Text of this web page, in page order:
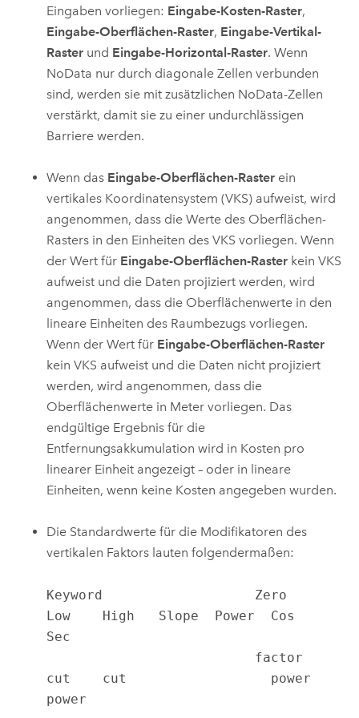
Eingaben vorliegen: Eingabe-Kosten-Raster,
Eingabe-Oberflächen-Raster, Eingabe-Vertikal-
Raster und Eingabe-Horizontal-Raster. Wenn
NoData nur durch diagonale Zellen verbunden
sind, werden sie mit zusätzlichen NoData-Zellen
verstärkt, damit sie zu einer undurchlässigen
Barriere werden.
Wenn das Eingabe-Oberflächen-Raster ein
vertikales Koordinatensystem (VKS) aufweist, wird
angenommen, dass die Werte des Oberflächen-
Rasters in den Einheiten des VKS vorliegen. Wenn
der Wert für Eingabe-Oberflächen-Raster kein VKS
aufweist und die Daten projiziert werden, wird
angenommen, dass die Oberflächenwerte in den
lineare Einheiten des Raumbezugs vorliegen.
Wenn der Wert für Eingabe-Oberflächen-Raster
kein VKS aufweist und die Daten nicht projiziert
werden, wird angenommen, dass die
Oberflächenwerte in Meter vorliegen. Das
endgültige Ergebnis für die
Entfernungsakkumulation wird in Kosten pro
linearer Einheit angezeigt – oder in lineare
Einheiten, wenn keine Kosten angegeben wurden.
Die Standardwerte für die Modifikatoren des
vertikalen Faktors lauten folgendermaßen:
Keyword                   Zero
Low    High   Slope  Power  Cos
Sec
cut    cut                  power
power